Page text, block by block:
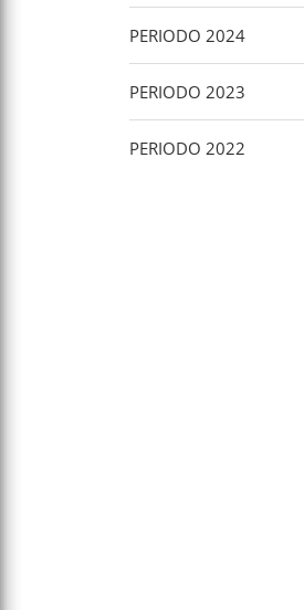
PERIODO 2024
PERIODO 2023
PERIODO 2022